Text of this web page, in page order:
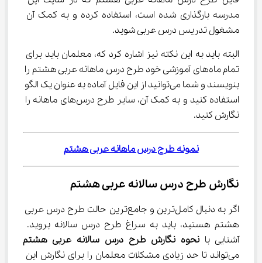
مدرسه بارگذاری شده است، استفاده کرده و به کمک آن
مشغول تدریس درس عربی شوید.
البته باید به این نکته نیز اشاره کرد که، معلمان باید برای
تمام ماه‌های آموزشی خود طرح درس ماهانه عربی هشتم را
بنویسند و شما می‌توانید از این فایل آماده به عنوان یک الگو
استفاده کنید و به کمک آن، سایر طرح درس‌های ماهانه را
نگارش کنید.
نمونه طرح درس ماهانه عربی هشتم
نگارش طرح درس سالانه عربی هشتم
اگر به دنبال کامل‌ترین و جامع‌ترین حالت طرح درس عربی
هشتم هستید، باید به سراغ طرح درس سالانه بروید.
آشنایی با نحوه نگارش طرح درس سالانه عربی هشتم
می‌تواند تا حد زیادی مشکلات معلمان را برای نگارش این